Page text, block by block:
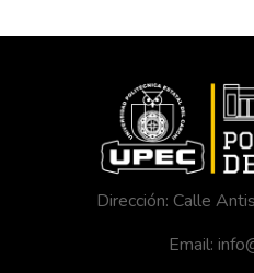
Dirección: Calle
Email: